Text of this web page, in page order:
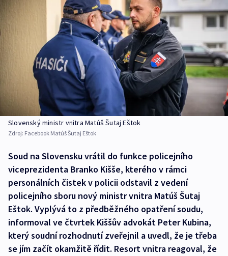
Slovenský ministr vnitra Matúš Šutaj Eštok
Zdroj: Facebook Matúš Šutaj Eštok
Soud na Slovensku vrátil do funkce policejního
viceprezidenta Branko Kišše, kterého v rámci
personálních čistek v policii odstavil z vedení
policejního sboru nový ministr vnitra Matúš Šutaj
Eštok. Vyplývá to z předběžného opatření soudu,
informoval ve čtvrtek Kiššův advokát Peter Kubina,
který soudní rozhodnutí zveřejnil a uvedl, že je třeba
se jím začít okamžitě řídit. Resort vnitra reagoval, že